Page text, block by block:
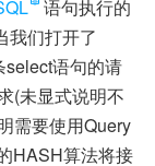
语句执行的
我们打开了
select语句的请
(未显式说明不
需要使用Query
HASH算法将接